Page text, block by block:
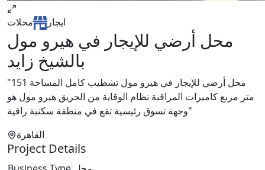
ايجار محلات
محل أرضي للإيجار في هيرو مول
بالشيخ زايد
"محل أرضي للإيجار في هيرو مول تشطيب كامل المساحة 151
متر مربع كاميرات المراقبة نظام الوقاية من الحريق هيرو مول هو
وجهة تسوق رئيسية تقع في منطقة سكنية راقية"
القاهرة
Project Details